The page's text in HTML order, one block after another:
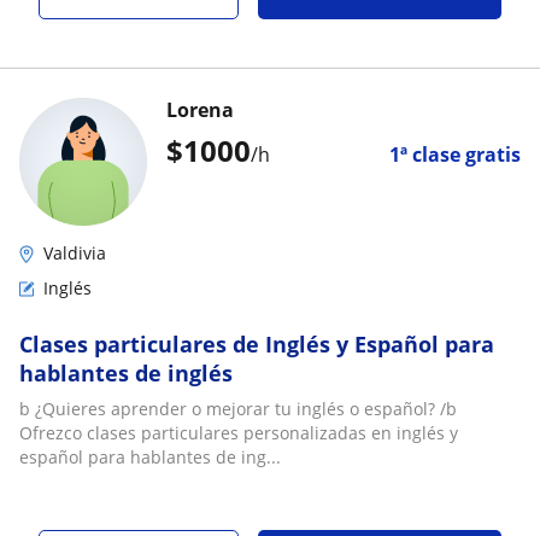
$1000/h 1ª clase gratis
Lorena
Valdivia
Inglés
Clases particulares de Inglés y Español para
hablantes de inglés
b ¿Quieres aprender o mejorar tu inglés o español? /b
Ofrezco clases particulares personalizadas en inglés y
español para hablantes de ing...